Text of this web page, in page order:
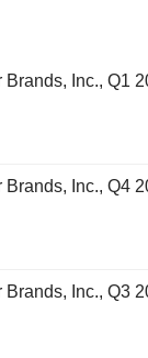
Brands, Inc., Q1
Brands, Inc., Q4
Brands, Inc., Q3